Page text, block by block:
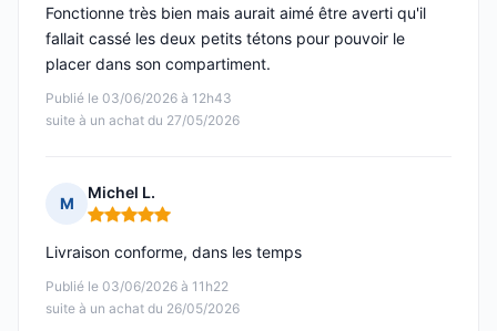
Publié le 03/06/2026 à 12h43
suite à un achat du 27/05/2026
Fonctionne très bien mais aurait aimé être averti qu'il
fallait cassé les deux petits tétons pour pouvoir le
placer dans son compartiment.
M
Michel L.
Note : 5 sur 5
Publié le 03/06/2026 à 11h22
suite à un achat du 26/05/2026
Livraison conforme, dans les temps